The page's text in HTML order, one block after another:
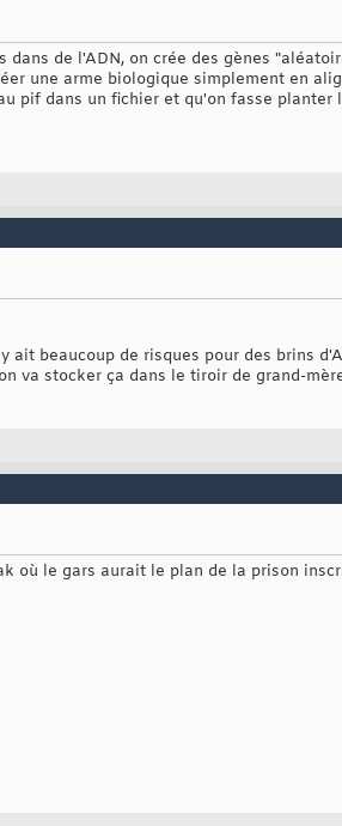
dans de l'ADN, on crée des gènes
une arme biologique simplement en
pif dans un fichier et qu'on fasse planter
ait beaucoup de risques pour des brins
va stocker ça dans le tiroir de grand-
où le gars aurait le plan de la prison